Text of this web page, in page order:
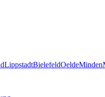
LippstadtBielefeldOeldeMinden